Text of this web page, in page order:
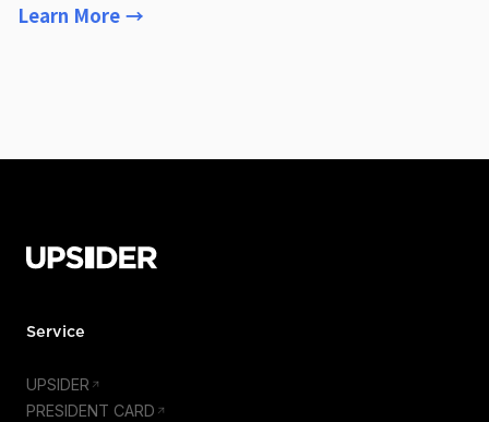
Learn More →
Service
UPSIDER
PRESIDENT CARD